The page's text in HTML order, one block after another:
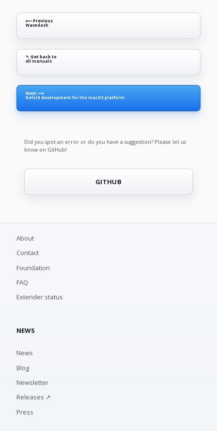
⟵ Previous
Wavedash
↖ Get back to
All manuals
Next ⟶
Defold development for the macOS platform
Did you spot an error or do you have a suggestion? Please let us
know on GitHub!
GITHUB
About
Contact
Foundation
FAQ
Extender status
NEWS
News
Blog
Newsletter
Releases ↗
Press